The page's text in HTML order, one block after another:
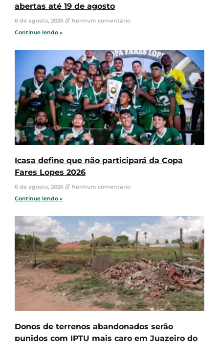
abertas até 19 de agosto
6 de agosto, 2026
Nenhum comentário
Continue lendo »
Icasa define que não participará da Copa
Fares Lopes 2026
6 de agosto, 2026
Nenhum comentário
Continue lendo »
Donos de terrenos abandonados serão
punidos com IPTU mais caro em Juazeiro do